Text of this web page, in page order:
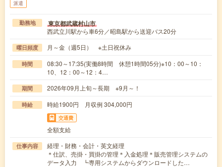
派遣
勤務地 東京都武蔵村山市
西武立川駅から車6分／昭島駅から送迎バス20分
曜日頻度 月～金（週5日） ※土日祝休み
時間
08:30～17:35(実働8時間 休憩1時間05分)※10：00～10：
10、12：00～12：4…
期間 2026年09月上旬～長期 ※9月～！
時給 時給1900円 月収例 304,000円
交通費
全額支給
仕事内容
経理・財務・会計・英文経理
＊仕訳、売掛・買掛の管理＊入金処理＊販売管理システムの
データ入力 ┗専用システムからダウンロードした…